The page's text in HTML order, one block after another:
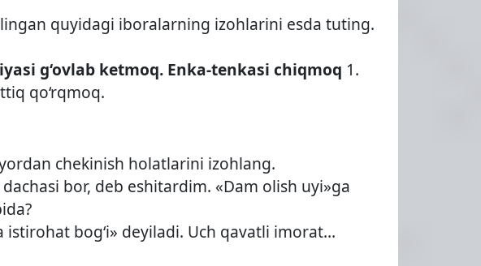
quyidagi iboralarning izohlarini esda tuting.
g‘ovlab ketmoq. Enka-tenkasi chiqmoq 1.
qo‘rqmoq.
chekinish holatlarini izohlang.
bor, deb eshitardim. «Dam olish uyi»ga
istirohat bog‘i» deyiladi. Uch qavatli imorat…